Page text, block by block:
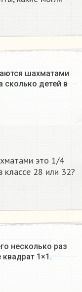
шахматами
сколько детей в
это 1/4
классе 28 или 32?
несколько раз
квадрат 1×1.